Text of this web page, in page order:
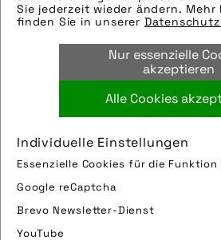
Sie jederzeit wieder ändern.
finden Sie in unserer
Nur essenzielle
akzeptieren
Alle Cookies
Individuelle Einstellungen
Essenzielle Cookies für die
Google reCaptcha
Brevo Newsletter-Dienst
YouTube
e-liegerad,hp velotechnik,
gmbh & co kg,liegerad,
ortlieb,ortlieb sportartikel
Bild downloaden